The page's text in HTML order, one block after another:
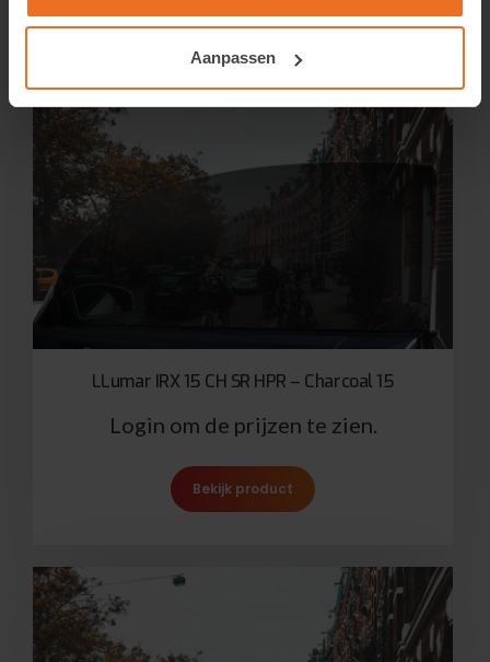
Aanpassen
LLumar IRX 15 CH SR HPR – Charcoal 15
Login om de prijzen te zien.
Bekijk product